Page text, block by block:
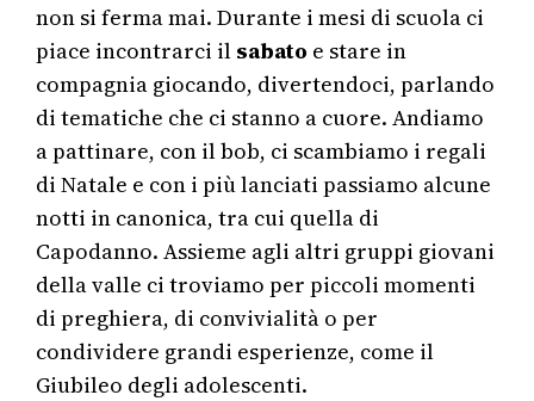
non si ferma mai. Durante i mesi di scuola ci
piace incontrarci il sabato e stare in
compagnia giocando, divertendoci, parlando
di tematiche che ci stanno a cuore. Andiamo
a pattinare, con il bob, ci scambiamo i regali
di Natale e con i più lanciati passiamo alcune
notti in canonica, tra cui quella di
Capodanno. Assieme agli altri gruppi giovani
della valle ci troviamo per piccoli momenti
di preghiera, di convivialità o per
condividere grandi esperienze, come il
Giubileo degli adolescenti.